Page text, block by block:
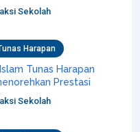
Sekolah
Harapan
Tunas Harapan
Prestasi
Sekolah